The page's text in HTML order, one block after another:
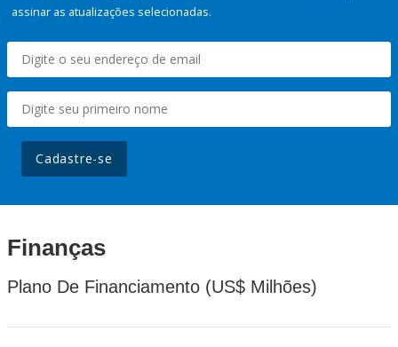
assinar as atualizações selecionadas.
Cadastre-se
Finanças
Plano De Financiamento (US$ Milhões)